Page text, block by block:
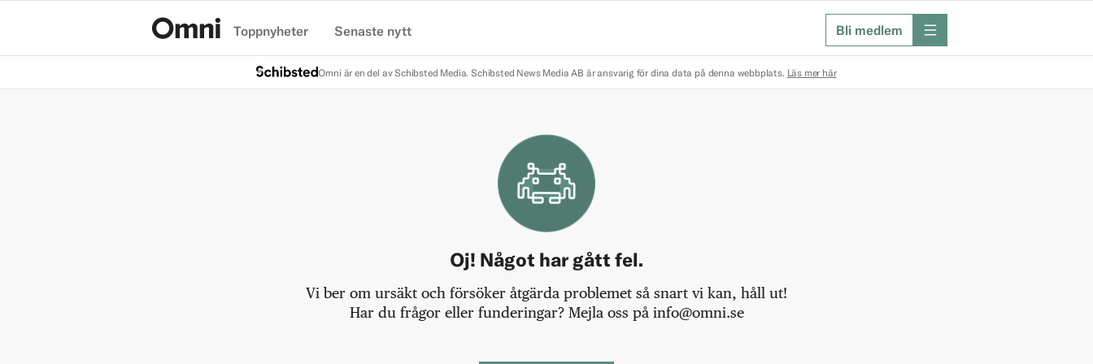
Toppnyheter Senaste nytt Bli medlem meny
Omni är en del av Schibsted Media. Schibsted News Media AB är ansvarig för dina data på denna webbplats. Läs mer här
Oj! Något har gått fel.
Vi ber om ursäkt och försöker åtgärda problemet så snart vi kan, håll ut!
Har du frågor eller funderingar? Mejla oss på info@omni.se